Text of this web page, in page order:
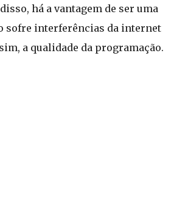
há a vantagem de ser uma
sofre interferências da internet
a qualidade da programação.